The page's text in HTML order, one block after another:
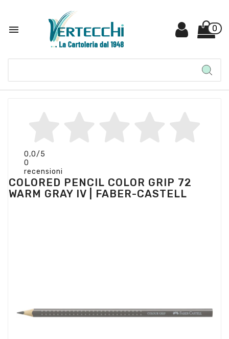
 0
0,0/5
0
recensioni
COLORED PENCIL COLOR GRIP 72
WARM GRAY IV | FABER-CASTELL